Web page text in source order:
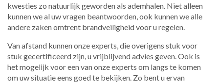
kwesties zo natuurlijk geworden als ademhalen. Niet alleen
kunnen we al uw vragen beantwoorden, ook kunnen we alle
andere zaken omtrent brandveiligheid voor u regelen.
Van afstand kunnen onze experts, die overigens stuk voor
stuk gecertificeerd zijn, u vrijblijvend advies geven. Ook is
het mogelijk voor een van onze experts om langs te komen
om uw situatie eens goed te bekijken. Zo bent u ervan